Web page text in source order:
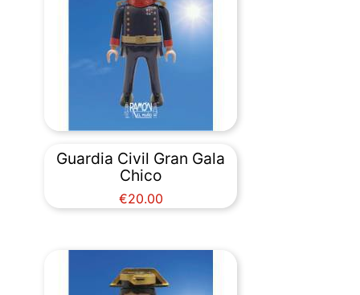
Guardia Civil Gran Gala
Chico
Price
€20.00